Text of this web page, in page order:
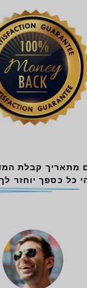
תוך 90 יום מתאריך
כל כספך יוחזר